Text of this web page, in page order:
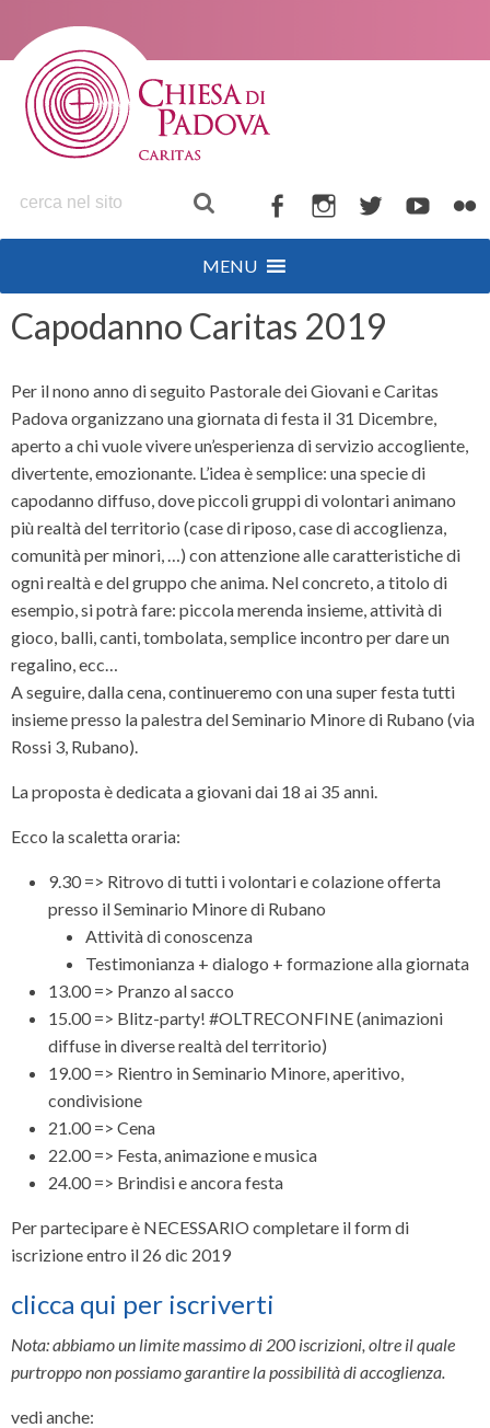
a
c
b
o
k
I
n
a
r
a
m
T
w
t
r
Y
o
e
F
l
i
o
MENU
Capodanno Caritas 2019
Per il nono anno di seguito Pastorale dei Giovani e Caritas
Padova organizzano una giornata di festa il 31 Dicembre,
aperto a chi vuole vivere un’esperienza di servizio accogliente,
divertente, emozionante. L’idea è semplice: una specie di
capodanno diffuso, dove piccoli gruppi di volontari animano
più realtà del territorio (case di riposo, case di accoglienza,
comunità per minori, …) con attenzione alle caratteristiche di
ogni realtà e del gruppo che anima. Nel concreto, a titolo di
esempio, si potrà fare: piccola merenda insieme, attività di
gioco, balli, canti, tombolata, semplice incontro per dare un
regalino, ecc…
A seguire, dalla cena, continueremo con una super festa tutti
insieme presso la palestra del Seminario Minore di Rubano (via
Rossi 3, Rubano).
La proposta è dedicata a giovani dai 18 ai 35 anni.
Ecco la scaletta oraria:
9.30 => Ritrovo di tutti i volontari e colazione offerta
presso il Seminario Minore di Rubano
Attività di conoscenza
Testimonianza + dialogo + formazione alla giornata
13.00 => Pranzo al sacco
15.00 => Blitz-party! #OLTRECONFINE (animazioni
diffuse in diverse realtà del territorio)
19.00 => Rientro in Seminario Minore, aperitivo,
condivisione
21.00 => Cena
22.00 => Festa, animazione e musica
24.00 => Brindisi e ancora festa
Per partecipare è NECESSARIO completare il form di
iscrizione entro il 26 dic 2019
clicca qui per iscriverti
Nota: abbiamo un limite massimo di 200 iscrizioni, oltre il quale
purtroppo non possiamo garantire la possibilità di accoglienza.
vedi anche: